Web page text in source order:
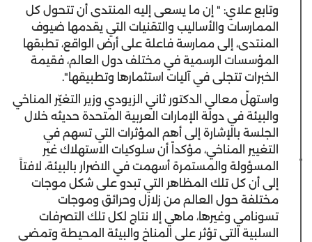
وتابع علاي: " إن ما يسعى إليه المنتدى أن تتحول كل
الممارسات والأساليب والتقنيات التي يقدمها ضيوف
المنتدى، إلى ممارسة فاعلة على أرض الواقع، تطبقها
المؤسسات الرسمية في مختلف دول العالم، فقيمة
الخبرات تتجلى في آليات استثمارها وتطبيقها".
واستهلّ معالي الدكتور ثاني الزيودي وزير التغيّر المناخي
والبيئة في دولة الإمارات العربية المتحدة حديثه خلال
الجلسة بالإشارة إلى أهم المؤثرات التي تسهم في
التغيير المناخي، مؤكداً أن سلوكيات الاستهلاك غير
المسؤولة والمستمرة أسهمت في الاضرار بالبيئة، لافتاً
إلى أن كل تلك المظاهر التي تبدو على شكل موجات
مختلفة حول العالم من زلازل وحرائق وموجات
تسونامي وغيرها، ماهي إلا نتاج لكل تلك التصرفات
السلبية التي تؤثر على المناخ والبيئة المحيطة وتمضي